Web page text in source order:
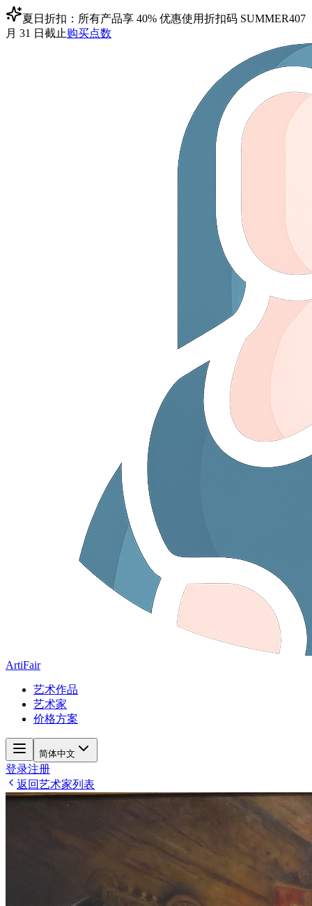
夏日折扣：所有产品享 40% 优惠使用折扣码 SUMMER407
月 31 日截止购买点数
ArtiFair
艺术作品
艺术家
价格方案
简体中文
登录注册
返回艺术家列表